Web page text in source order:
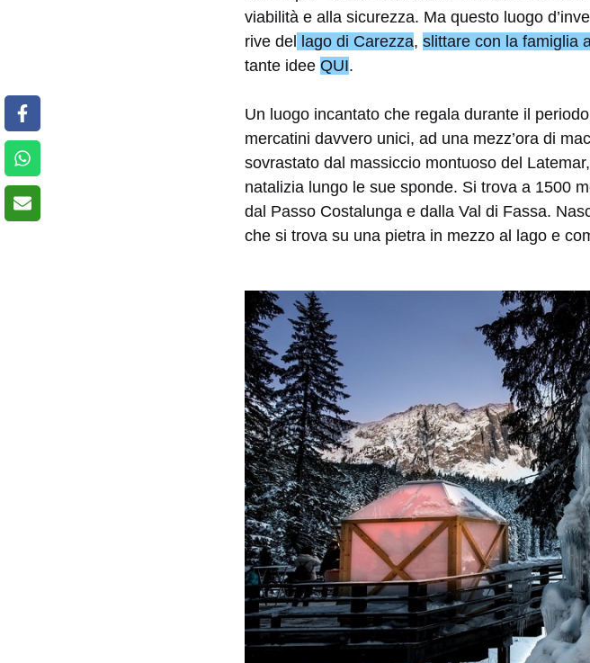
viabilità e alla sicurezza. Ma questo luogo
rive del lago di Carezza, slittare con la famiglia
tante idee QUI.
Un luogo incantato che regala durante il
mercatini davvero unici, ad una mezz’ora di
sovrastato dal massiccio montuoso del
natalizia lungo le sue sponde. Si trova a 1500
dal Passo Costalunga e dalla Val di Fassa.
che si trova su una pietra in mezzo al lago e